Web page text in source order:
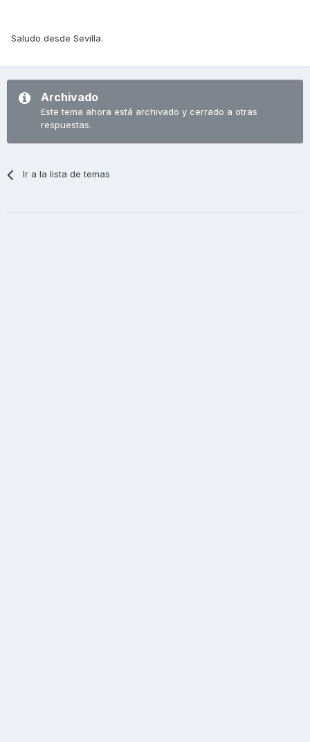
Saludo desde Sevilla.
Archivado
Este tema ahora está archivado y cerrado a otras
respuestas.
Ir a la lista de temas